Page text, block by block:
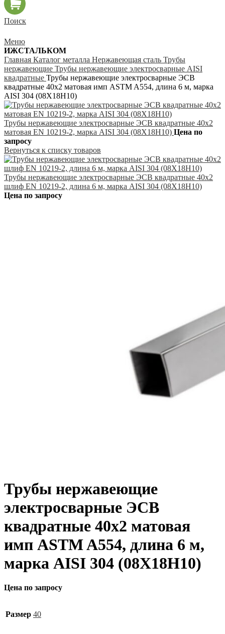
Поиск
Меню
ИЖСТАЛЬКОМ
Главная Каталог металла Нержавеющая сталь Трубы
нержавеющие Трубы нержавеющие электросварные AISI
квадратные Трубы нержавеющие электросварные ЭСВ
квадратные 40х2 матовая имп ASTM A554, длина 6 м, марка
AISI 304 (08Х18Н10)
Трубы нержавеющие электросварные ЭСВ квадратные 40х2
матовая EN 10219-2, марка AISI 304 (08Х18Н10) Цена по
запросу
Вернуться к списку товаров
Трубы нержавеющие электросварные ЭСВ квадратные 40х2
шлиф EN 10219-2, длина 6 м, марка AISI 304 (08Х18Н10)
Цена по запросу
Трубы нержавеющие
электросварные ЭСВ
квадратные 40х2 матовая
имп ASTM A554, длина 6 м,
марка AISI 304 (08Х18Н10)
Цена по запросу
Размер 40